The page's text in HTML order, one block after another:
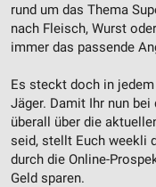
rund um das Thema
nach Fleisch, Wurst
immer das passende
Es steckt doch in
Jäger. Damit Ihr nun bei
überall über die
seid, stellt Euch weekli
durch die Online-
Geld sparen.